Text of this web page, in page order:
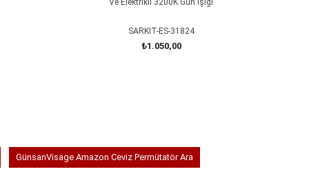
Ve Elektrikli 3200K Gün Işığı
SARKIT-ES-31824
₺1.050,00
GünsanVisage Amazon Ceviz Permütatör Ara